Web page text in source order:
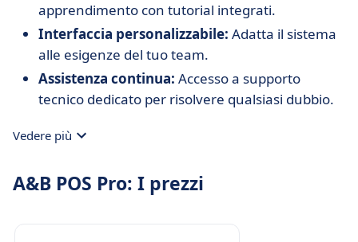
apprendimento con tutorial integrati.
Interfaccia personalizzabile: Adatta il sistema
alle esigenze del tuo team.
Assistenza continua: Accesso a supporto
tecnico dedicato per risolvere qualsiasi dubbio.
Vedere più
A&B POS Pro: I prezzi